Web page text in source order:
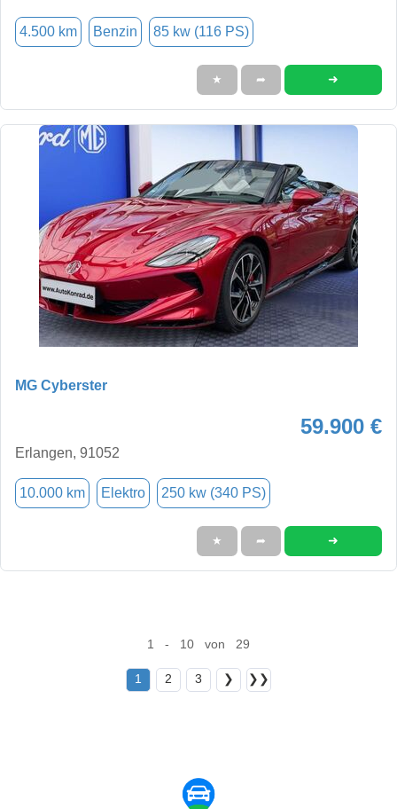
4.500 km Benzin 85 kw (116 PS)
★ ➦ ➜
MG Cyberster
59.900 €
Erlangen, 91052
10.000 km Elektro 250 kw (340 PS)
★ ➦ ➜
1 - 10 von 29
1 2 3 ❯ ❯❯